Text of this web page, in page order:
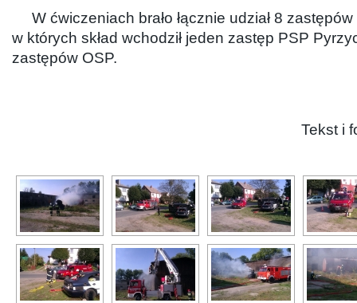
W ćwiczeniach brało łącznie udział 8
w których skład wchodził jeden zastęp PSP
zastępów OSP.
Tekst i